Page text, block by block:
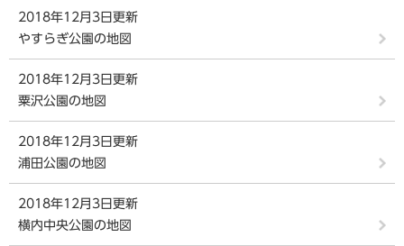
2018年12月3日更新
やすらぎ公園の地図
2018年12月3日更新
粟沢公園の地図
2018年12月3日更新
浦田公園の地図
2018年12月3日更新
横内中央公園の地図